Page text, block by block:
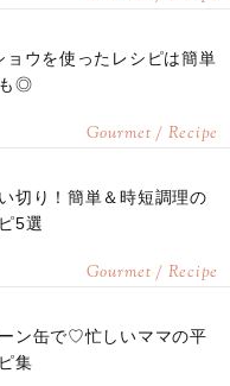
ョウを使ったレシピは簡単
も◎
Gourmet / Recipe
切り！簡単＆時短調理の
5選
Gourmet / Recipe
ン缶で♡忙しいママの平
集